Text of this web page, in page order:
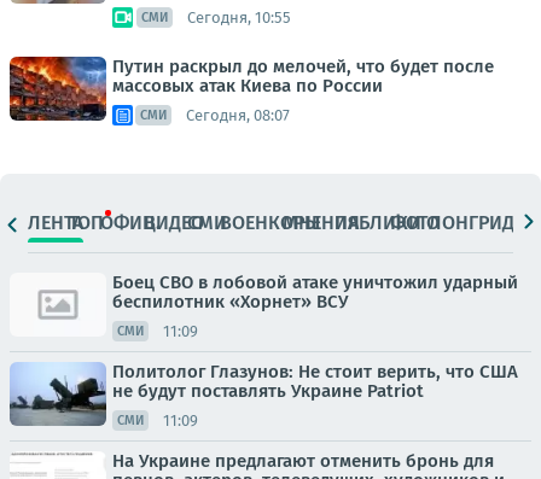
СМИ Сегодня, 10:55
Путин раскрыл до мелочей, что будет после
массовых атак Киева по России
СМИ Сегодня, 08:07
ЛЕНТАТОПОФИЦ.ВИДЕОСМИВОЕНКОРЫМНЕНИЯПАБЛИКИ
ФОТОЛОНГРИДЫ
Боец СВО в лобовой атаке уничтожил ударный
беспилотник «Хорнет» ВСУ
СМИ 11:09
Политолог Глазунов: Не стоит верить, что США
не будут поставлять Украине Patriot
СМИ 11:09
На Украине предлагают отменить бронь для